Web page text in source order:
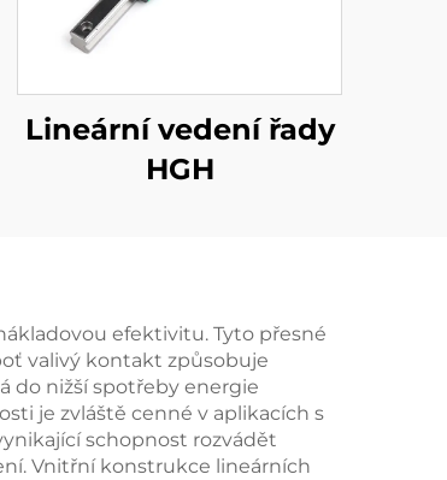
Lineární vedení řady
HGH
efektivitu. Tyto přesné
valivý kontakt způsobuje
do nižší spotřeby energie
je zvláště cenné v aplikacích s
schopnost rozvádět
Vnitřní konstrukce lineárních